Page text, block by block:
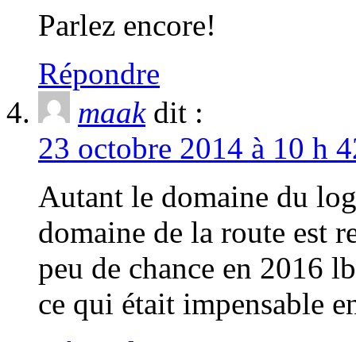
Parlez encore!
Répondre
maak dit :
23 octobre 2014 à 10 h
Autant le domaine du
domaine de la route est
peu de chance en 2016
ce qui était impensable